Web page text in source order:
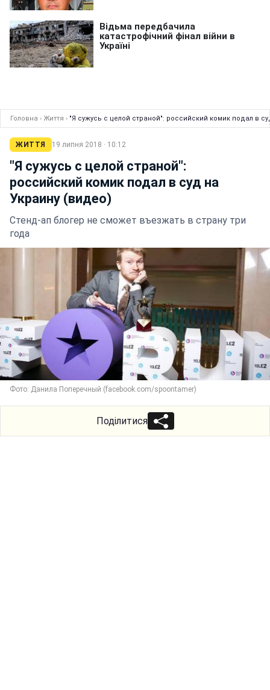
Головна › Життя › "Я сужусь с целой страной": российский комик подал в
ЖИТТЯ 19 липня 2018 · 10:12
"Я сужусь с целой страной":
российский комик подал в суд на
Украину (видео)
Стенд-ап блогер не сможет въезжать в страну три
года
Фото: Данила Поперечный (facebook.com/spoontamer)
Поділитися